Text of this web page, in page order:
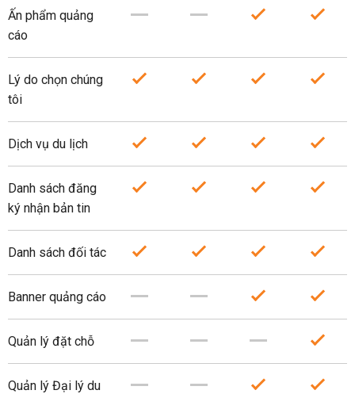
Ấn phẩm quảng
cáo
Lý do chọn chúng
tôi
Dịch vụ du lịch
Danh sách đăng
ký nhận bản tin
Danh sách đối tác
Banner quảng cáo
Quản lý đặt chỗ
Quản lý Đại lý du